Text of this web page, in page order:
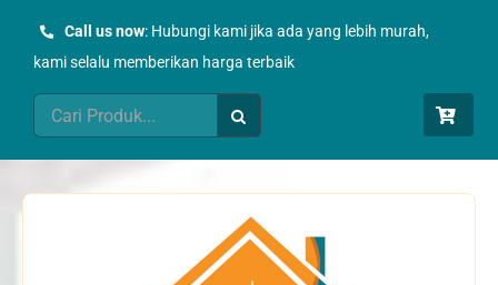
Call us now: Hubungi kami jika ada yang lebih murah,
kami selalu memberikan harga terbaik
Search
for: